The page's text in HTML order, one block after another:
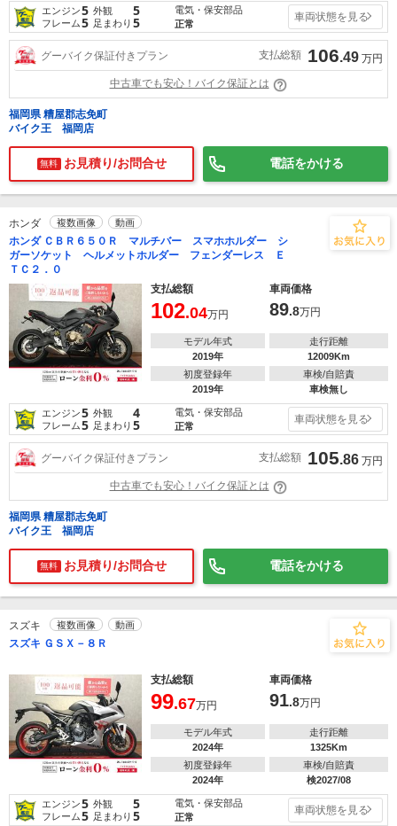
エンジン5 外観 5
フレーム5 足まわり 5
電気・保安部品
正常
車両状態を見る
グーバイク保証付きプラン 支払総額 106.49 万円
中古車でも安心！バイク保証とは
福岡県 糟屋郡志免町
バイク王 福岡店
無料 お見積り/お問合せ 電話をかける
ホンダ 複数画像 動画
ホンダ ＣＢＲ６５０Ｒ マルチバー スマホホルダー シ
ガーソケット ヘルメットホルダー フェンダーレス Ｅ
ＴＣ２．０
支払総額
車両価格
102.04万円 89.8万円
モデル年式
2019年
走行距離
12009Km
初度登録年
2019年
車検/自賠責
車検無し
エンジン5 外観 4
フレーム5 足まわり 5
電気・保安部品
正常
車両状態を見る
グーバイク保証付きプラン 支払総額 105.86 万円
中古車でも安心！バイク保証とは
福岡県 糟屋郡志免町
バイク王 福岡店
無料 お見積り/お問合せ 電話をかける
スズキ 複数画像 動画
スズキ ＧＳＸ－８Ｒ
支払総額 車両価格
99.67万円 91.8万円
モデル年式
2024年
走行距離
1325Km
初度登録年
2024年
車検/自賠責
検2027/08
エンジン5 外観 5
フレーム5 足まわり 5
電気・保安部品
正常
車両状態を見る